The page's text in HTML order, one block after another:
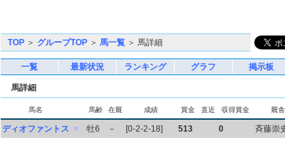
TOP ＞ グループTOP ＞ 馬一覧 ＞ 馬詳細
一覧 最新状況 ランキング グラフ 掲示板
馬詳細
馬名 馬齢 在厩 成績 賞金 直近 収得賞金 厩舎
ディオファントス ▼ 牡6 － [0-2-2-18] 513 0 斉藤崇